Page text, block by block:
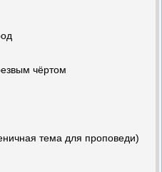
чёртом
тема для проповеди)